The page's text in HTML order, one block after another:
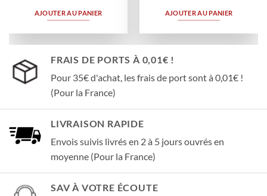
AJOUTER AU PANIER AJOUTER AU PANIER
FRAIS DE PORTS À 0,01€ !
Pour 35€ d'achat, les frais de port sont à 0,01€ !
(Pour la France)
LIVRAISON RAPIDE
Envois suivis livrés en 2 à 5 jours ouvrés en
moyenne (Pour la France)
SAV À VOTRE ÉCOUTE